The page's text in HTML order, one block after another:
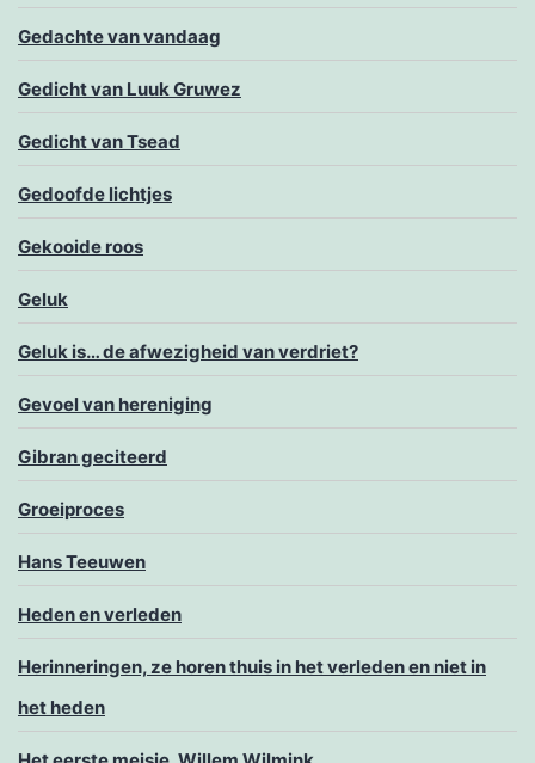
Gedachte van vandaag
Gedicht van Luuk Gruwez
Gedicht van Tsead
Gedoofde lichtjes
Gekooide roos
Geluk
Geluk is… de afwezigheid van verdriet?
Gevoel van hereniging
Gibran geciteerd
Groeiproces
Hans Teeuwen
Heden en verleden
Herinneringen, ze horen thuis in het verleden en niet in
het heden